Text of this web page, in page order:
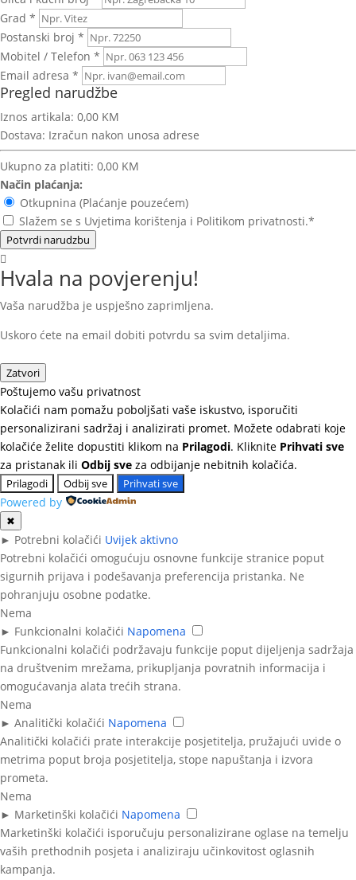
Grad *
Postanski broj *
Mobitel / Telefon *
Email adresa *
Pregled narudžbe
Iznos artikala: 0,00 KM
Dostava: Izračun nakon unosa adrese
Ukupno za platiti: 0,00 KM
Način plaćanja:
Otkupnina (Plaćanje pouzećem)
Slažem se s Uvjetima korištenja i Politikom privatnosti.*
Potvrdi narudzbu
Hvala na povjerenju!
Vaša narudžba je uspješno zaprimljena.
Uskoro ćete na email dobiti potvrdu sa svim detaljima.
Zatvori
Poštujemo vašu privatnost
Kolačići nam pomažu poboljšati vaše iskustvo, isporučiti
personalizirani sadržaj i analizirati promet. Možete odabrati koje
kolačiće želite dopustiti klikom na Prilagodi. Kliknite Prihvati sve
za pristanak ili Odbij sve za odbijanje nebitnih kolačića.
Prilagodi Odbij sve Prihvati sve
Powered by
✖
► Potrebni kolačići Uvijek aktivno
Potrebni kolačići omogućuju osnovne funkcije stranice poput
sigurnih prijava i podešavanja preferencija pristanka. Ne
pohranjuju osobne podatke.
Nema
► Funkcionalni kolačići Napomena
Funkcionalni kolačići podržavaju funkcije poput dijeljenja sadržaja
na društvenim mrežama, prikupljanja povratnih informacija i
omogućavanja alata trećih strana.
Nema
► Analitički kolačići Napomena
Analitički kolačići prate interakcije posjetitelja, pružajući uvide o
metrima poput broja posjetitelja, stope napuštanja i izvora
prometa.
Nema
► Marketinški kolačići Napomena
Marketinški kolačići isporučuju personalizirane oglase na temelju
vaših prethodnih posjeta i analiziraju učinkovitost oglasnih
kampanja.